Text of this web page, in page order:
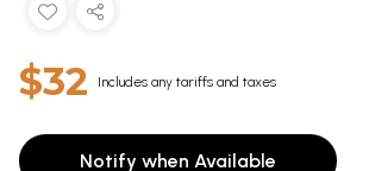
$32 Includes any tariffs and taxes
Notify when Available